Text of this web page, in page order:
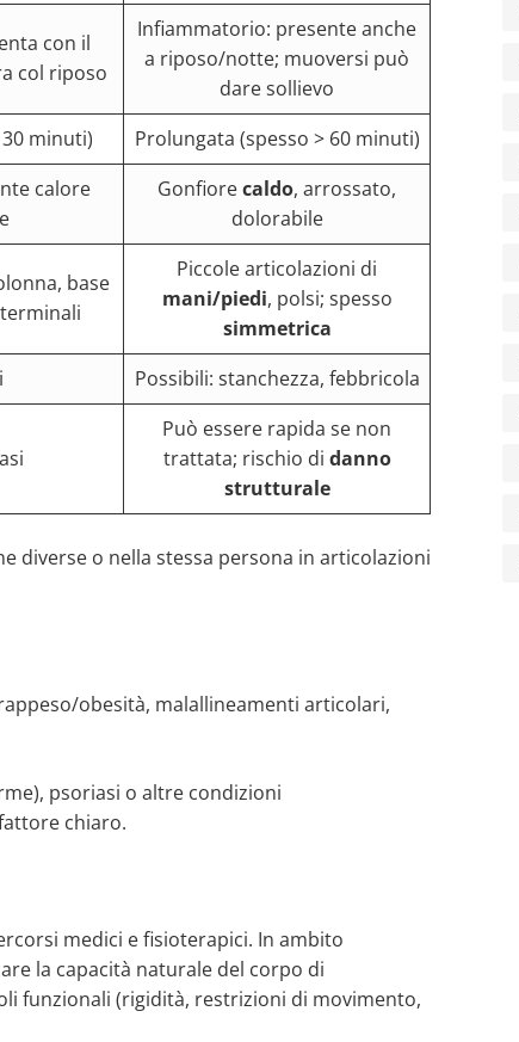
con il
col riposo
Infiammatorio: presente anche
a riposo/notte; muoversi può
dare sollievo
minuti) Prolungata (spesso > 60 minuti)
calore
Gonfiorecaldo, arrossato,
dolorabile
base
Piccole articolazioni di
mani/piedi, polsi; spesso
simmetrica
Possibili: stanchezza, febbricola
Può essere rapida se non
trattata; rischio di danno
strutturale
diverse o nella stessa persona in articolazioni
obesità, malallineamenti articolari,
psoriasi o altre condizioni
chiaro.
medici e fisioterapici. In ambito
la capacità naturale del corpo di
funzionali (rigidità, restrizioni di movimento,